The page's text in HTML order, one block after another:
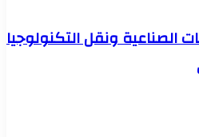
ونقل التكنولوجيا